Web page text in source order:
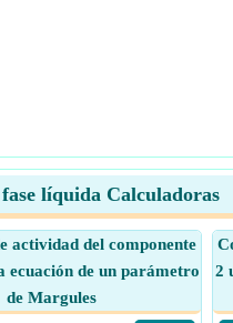
líquida Calculadoras
actividad del componente
ecuación de un parámetro
de Margules
2